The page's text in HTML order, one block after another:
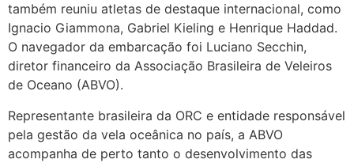
também reuniu atletas de destaque internacional, como
Ignacio Giammona, Gabriel Kieling e Henrique Haddad.
O navegador da embarcação foi Luciano Secchin,
diretor financeiro da Associação Brasileira de Veleiros
de Oceano (ABVO).
Representante brasileira da ORC e entidade responsável
pela gestão da vela oceânica no país, a ABVO
acompanha de perto tanto o desenvolvimento das